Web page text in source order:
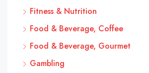
Fitness & Nutrition
Food & Beverage, Coffee
Food & Beverage, Gourmet
Gambling